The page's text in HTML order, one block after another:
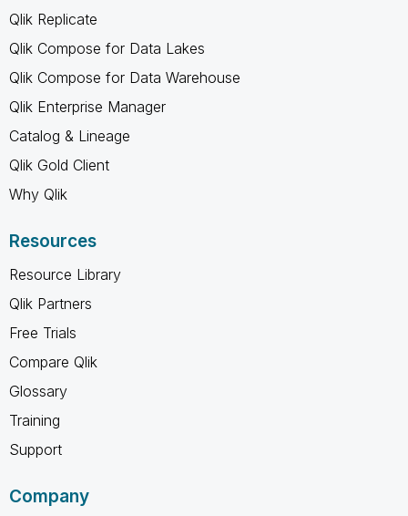
Qlik Replicate
Qlik Compose for Data Lakes
Qlik Compose for Data Warehouse
Qlik Enterprise Manager
Catalog & Lineage
Qlik Gold Client
Why Qlik
Resources
Resource Library
Qlik Partners
Free Trials
Compare Qlik
Glossary
Training
Support
Company